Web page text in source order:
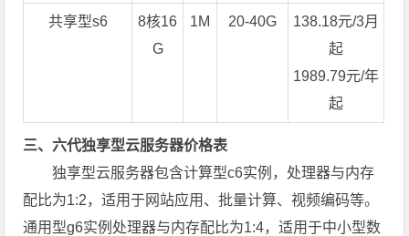
共享型s6
8核16
G
1M 20-40G
138.18元/3月
起
1989.79元/年
起
三、六代独享型云服务器价格表
独享型云服务器包含计算型c6实例，处理器与内存
配比为1:2，适用于网站应用、批量计算、视频编码等。
通用型g6实例处理器与内存配比为1:4，适用于中小型数